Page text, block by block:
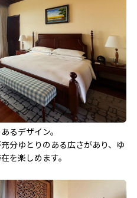
るデザイン。
分ゆとりのある広さがあり、ゆ
を楽しめます。